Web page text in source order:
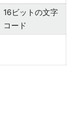
16ビットの文字
コード